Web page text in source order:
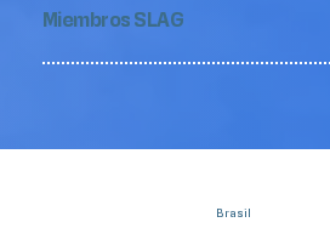
Brasil
Miembros SLAG